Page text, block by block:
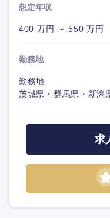
想定年収
400 万円 ～ 550 万円
勤務地
勤務地
茨城県・群馬県・新潟
求